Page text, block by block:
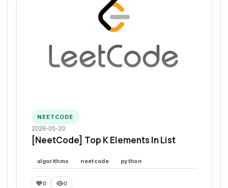
NEETCODE
2026-05-20
[NeetCode] Top K Elements In List
algorithms neetcode python
0 0